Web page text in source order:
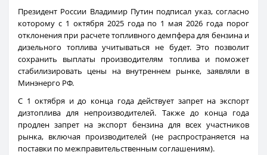
Президент России Владимир Путин подписал указ, согласно
которому с 1 октября 2025 года по 1 мая 2026 года порог
отклонения при расчете топливного демпфера для бензина и
дизельного топлива учитываться не будет. Это позволит
сохранить выплаты производителям топлива и поможет
стабилизировать цены на внутреннем рынке, заявляли в
Минэнерго РФ.
С 1 октября и до конца года действует запрет на экспорт
дизтоплива для непроизводителей. Также до конца года
продлен запрет на экспорт бензина для всех участников
рынка, включая производителей (не распространяется на
поставки по межправительственным соглашениям).